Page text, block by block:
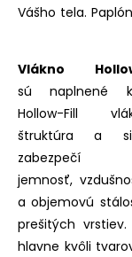
Vášho tela.
Vlákno
sú naplnené
Hollow-Fill
štruktúra a
zabezpečí
jemnosť,
a objemovú
prešitých
hlavne kvôli